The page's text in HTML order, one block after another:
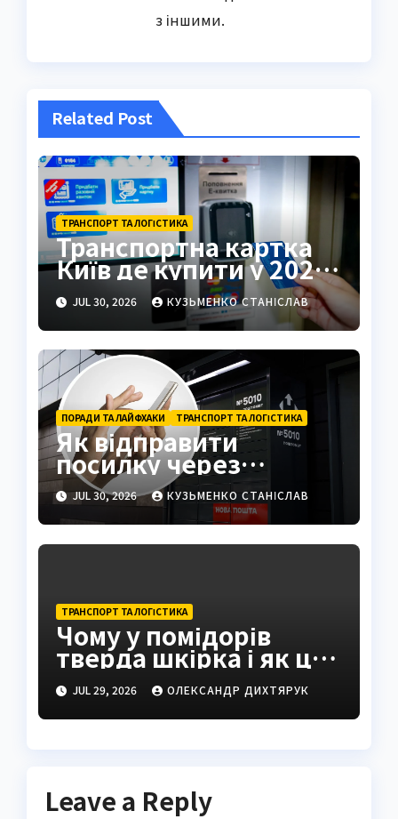
з іншими.
Related Post
ТРАНСПОРТ ТА ЛОГІСТИКА
Транспортна картка
Київ де купити у 2026
році
JUL 30, 2026 КУЗЬМЕНКО СТАНІСЛАВ
ПОРАДИ ТА ЛАЙФХАКИ ТРАНСПОРТ ТА ЛОГІСТИКА
Як відправити
посилку через
поштомат: повна
інструкція 2026
JUL 30, 2026 КУЗЬМЕНКО СТАНІСЛАВ
ТРАНСПОРТ ТА ЛОГІСТИКА
Чому у помідорів
тверда шкірка і як це
виправити
JUL 29, 2026 ОЛЕКСАНДР ДИХТЯРУК
Leave a Reply